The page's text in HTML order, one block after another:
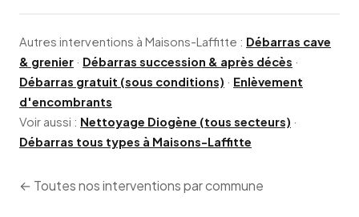
Autres interventions à Maisons-Laffitte : Débarras cave
& grenier · Débarras succession & après décès ·
Débarras gratuit (sous conditions) · Enlèvement
d'encombrants
Voir aussi : Nettoyage Diogène (tous secteurs) ·
Débarras tous types à Maisons-Laffitte
← Toutes nos interventions par commune